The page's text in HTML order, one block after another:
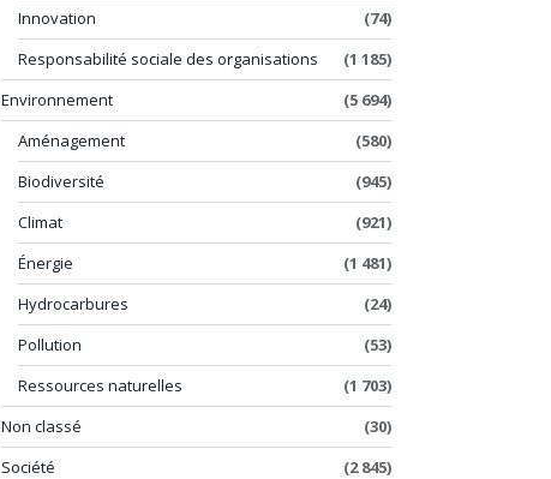
Innovation
(74)
Responsabilité sociale des organisations
(1 185)
Environnement
(5 694)
Aménagement
(580)
Biodiversité
(945)
Climat
(921)
Énergie
(1 481)
Hydrocarbures
(24)
Pollution
(53)
Ressources naturelles
(1 703)
Non classé
(30)
Société
(2 845)